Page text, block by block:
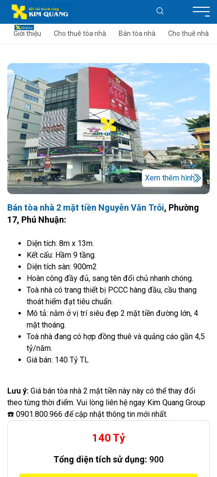
Giới thiệu Cho thuê tòa nhà Bán tòa nhà Cho thuê nhà
Xem thêm hình
Bán tòa nhà 2 mặt tiền Nguyễn Văn Trỗi, Phường
17, Phú Nhuận:
Diện tích: 8m x 13m.
Kết cấu: Hầm 9 tầng.
Diện tích sàn: 900m2
Hoàn công đầy đủ, sang tên đổi chủ nhanh chóng.
Toà nhà có trang thiết bị PCCC hàng đầu, cầu thang
thoát hiểm đạt tiêu chuẩn.
Mô tả: nằm ở vị trí siêu đẹp 2 mặt tiền đường lớn, 4
mặt thoáng.
Toà nhà đang có hợp đồng thuê và quảng cáo gần 4,5
tỷ/năm.
Giá bán: 140 Tỷ TL
Lưu ý: Giá bán tòa nhà 2 mặt tiền này này có thể thay đổi
theo từng thời điểm. Vui lòng liên hệ ngay Kim Quang Group
☎️ 0901.800.966 để cập nhật thông tin mới nhất.
140 Tỷ
Tổng diện tích sử dụng: 900